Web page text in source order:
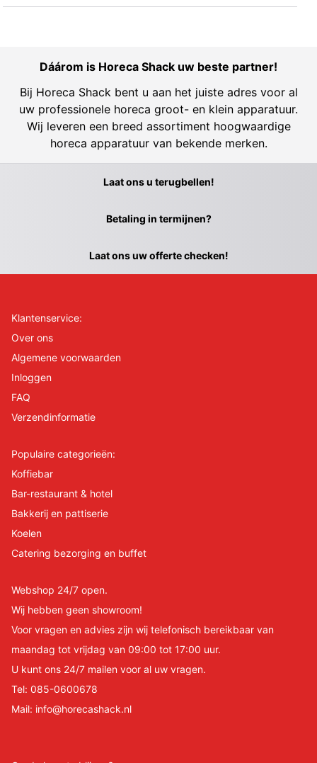
Dáárom is Horeca Shack uw beste partner!
Bij Horeca Shack bent u aan het juiste adres voor al
uw professionele horeca groot- en klein apparatuur.
Wij leveren een breed assortiment hoogwaardige
horeca apparatuur van bekende merken.
Laat ons u terugbellen!
Betaling in termijnen?
Laat ons uw offerte checken!
Klantenservice:
Over ons
Algemene voorwaarden
Inloggen
FAQ
Verzendinformatie
Populaire categorieën:
Koffiebar
Bar-restaurant & hotel
Bakkerij en pattiserie
Koelen
Catering bezorging en buffet
Webshop 24/7 open.
Wij hebben geen showroom!
Voor vragen en advies zijn wij telefonisch bereikbaar van
maandag tot vrijdag van 09:00 tot 17:00 uur.
U kunt ons 24/7 mailen voor al uw vragen.
Tel: 085-0600678
Mail: info@horecashack.nl